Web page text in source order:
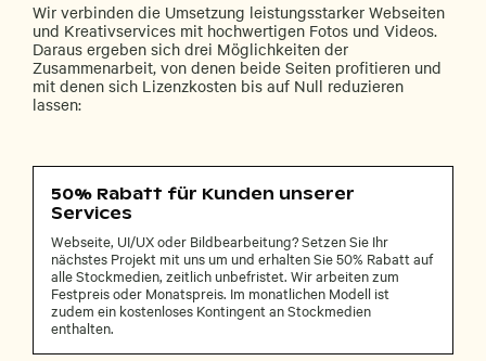
Wir verbinden die Umsetzung leistungsstarker Webseiten
und Kreativservices mit hochwertigen Fotos und Videos.
Daraus ergeben sich drei Möglichkeiten der
Zusammenarbeit, von denen beide Seiten profitieren und
mit denen sich Lizenzkosten bis auf Null reduzieren
lassen:
50% Rabatt für Kunden unserer
Services
Webseite, UI/UX oder Bildbearbeitung? Setzen Sie Ihr
nächstes Projekt mit uns um und erhalten Sie 50% Rabatt auf
alle Stockmedien, zeitlich unbefristet. Wir arbeiten zum
Festpreis oder Monatspreis. Im monatlichen Modell ist
zudem ein kostenloses Kontingent an Stockmedien
enthalten.